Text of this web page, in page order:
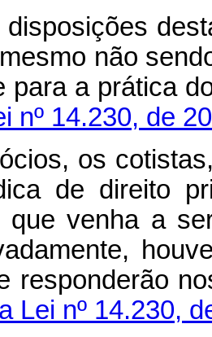
disposições
não
para a
nº 14.230, de
os
de direito
que venha a
Lei nº 14.230,